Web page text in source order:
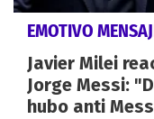
EMOTIVO
Javier Milei
Jorge Messi:
hubo anti